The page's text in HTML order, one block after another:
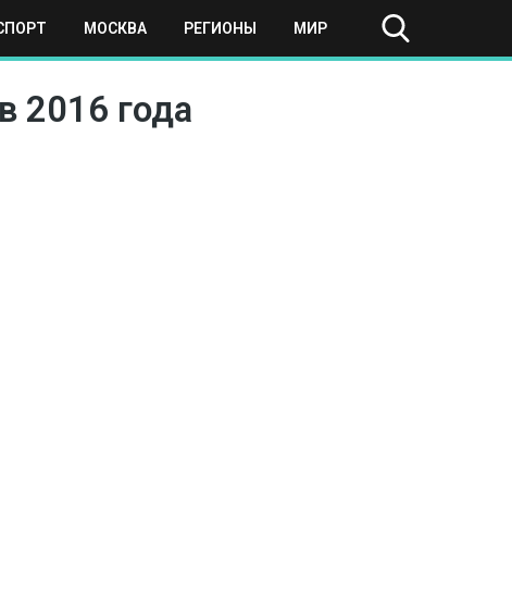
МОСКВА РЕГИОНЫ МИР
2016 года